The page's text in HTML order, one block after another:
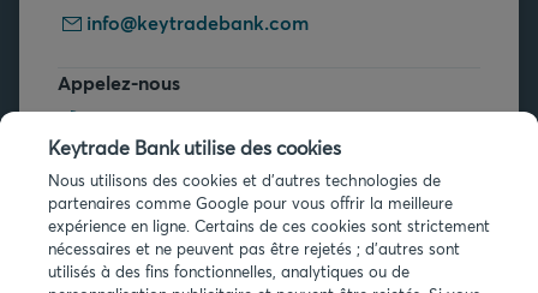
info@keytradebank.com
Appelez-nous
+32 2 679 90 00
Vous avez des questions ?
Questions fréquentes
Keytrade Bank utilise des cookies
Nous utilisons des cookies et d'autres technologies de
partenaires comme Google pour vous offrir la meilleure
expérience en ligne. Certains de ces cookies sont strictement
nécessaires et ne peuvent pas être rejetés ; d'autres sont
utilisés à des fins fonctionnelles, analytiques ou de